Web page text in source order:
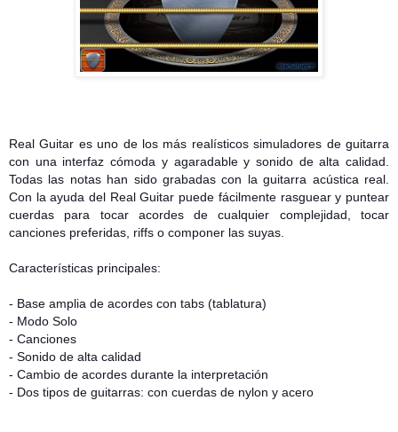
Real Guitar es uno de los más realísticos simuladores de guitarra
con una interfaz cómoda y agaradable y sonido de alta calidad.
Todas las notas han sido grabadas con la guitarra acústica real.
Con la ayuda del Real Guitar puede fácilmente rasguear y puntear
cuerdas para tocar acordes de cualquier complejidad, tocar
canciones preferidas, riffs o componer las suyas.
Características principales:
- Base amplia de acordes con tabs (tablatura)
- Modo Solo
- Canciones
- Sonido de alta calidad
- Cambio de acordes durante la interpretación
- Dos tipos de guitarras: con cuerdas de nylon y acero